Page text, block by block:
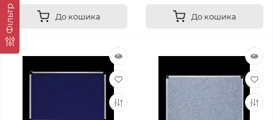
Фільтр До кошика До кошика